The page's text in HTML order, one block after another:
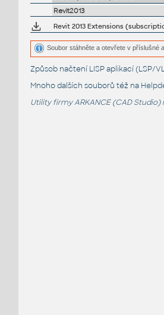
Revit2013
Revit 2013 Extensions
Soubor stáhněte a otevřete v příslušné
Způsob načtení LISP aplikací (LSP/
Mnoho dalších souborů též na
Utility firmy ARKANCE (CAD